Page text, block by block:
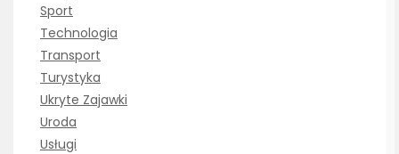
Sport
Technologia
Transport
Turystyka
Ukryte Zajawki
Uroda
Usługi